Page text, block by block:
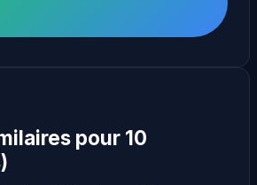
pour 10